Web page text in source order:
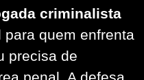
criminalista
para quem enfrenta
precisa de